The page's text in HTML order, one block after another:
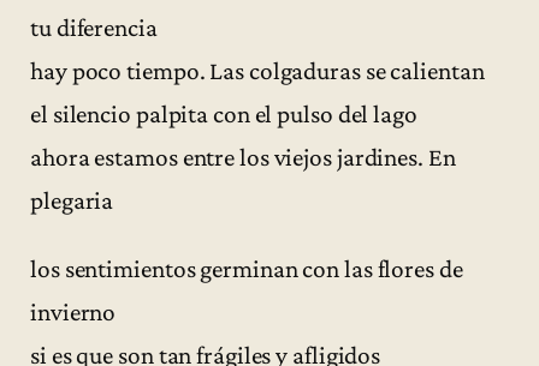
tu diferencia
hay poco tiempo. Las colgaduras se calientan
el silencio palpita con el pulso del lago
ahora estamos entre los viejos jardines. En
plegaria
los sentimientos germinan con las flores de
invierno
si es que son tan frágiles y afligidos